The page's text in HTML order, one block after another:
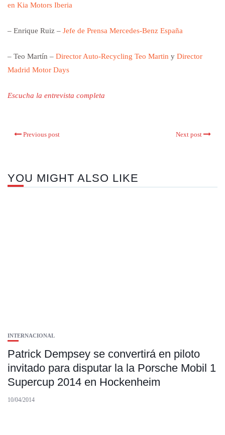
en Kia Motors Iberia
– Enrique Ruiz – Jefe de Prensa Mercedes-Benz España
– Teo Martín – Director Auto-Recycling Teo Martin y Director
Madrid Motor Days
Escucha la entrevista completa
Previous post Next post
YOU MIGHT ALSO LIKE
INTERNACIONAL
Patrick Dempsey se convertirá en piloto
invitado para disputar la la Porsche Mobil 1
Supercup 2014 en Hockenheim
10/04/2014